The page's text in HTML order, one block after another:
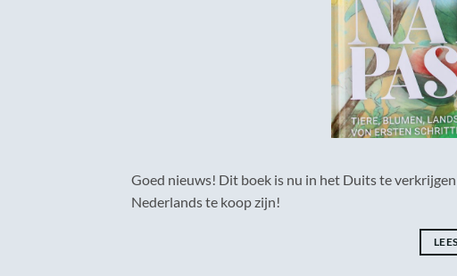
Goed nieuws! Dit boek is nu in het Duits te
Nederlands te koop zijn!